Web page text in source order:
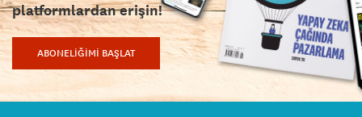
platformlardan erişin!
ABONELİĞİMİ BAŞLAT